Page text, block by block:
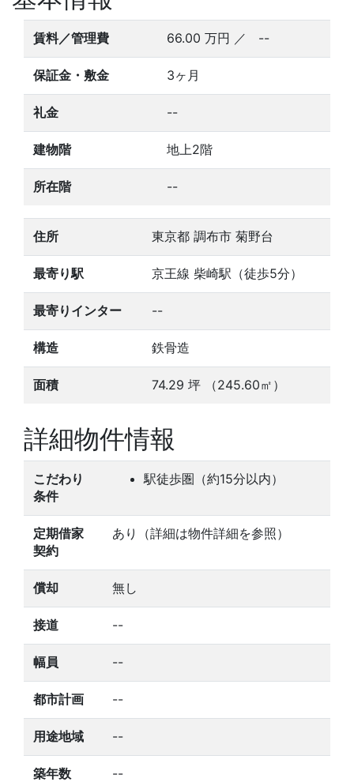
賃料／管理費 66.00 万円 ／ --
保証金・敷金 3ヶ月
礼金 --
建物階 地上2階
所在階 --
住所 東京都 調布市 菊野台
最寄り駅 京王線 柴崎駅（徒歩5分）
最寄りインター --
構造 鉄骨造
面積 74.29 坪 （245.60㎡）
詳細物件情報
こだわり
条件
駅徒歩圏（約15分以内）
定期借家
契約
あり（詳細は物件詳細を参照）
償却 無し
接道 --
幅員 --
都市計画 --
用途地域 --
築年数 --